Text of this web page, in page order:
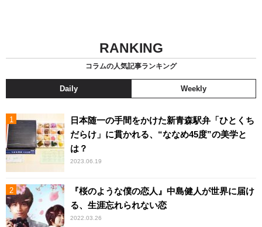
RANKING
コラムの人気記事ランキング
Daily Weekly
日本随一の手間をかけた新青森駅弁「ひとくち
だらけ」に貫かれる、“ななめ45度”の美学と
は？
2023.06.19
『桜のような僕の恋人』中島健人が世界に届け
る、生涯忘れられない恋
2022.03.26